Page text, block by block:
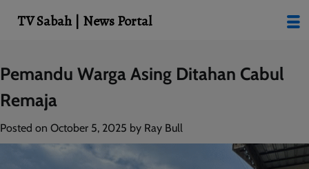
Skip
to
content
Pemandu Warga Asing Ditahan Cabul
Remaja
Posted on October 5, 2025 by Ray Bull
TV Sabah | News Portal